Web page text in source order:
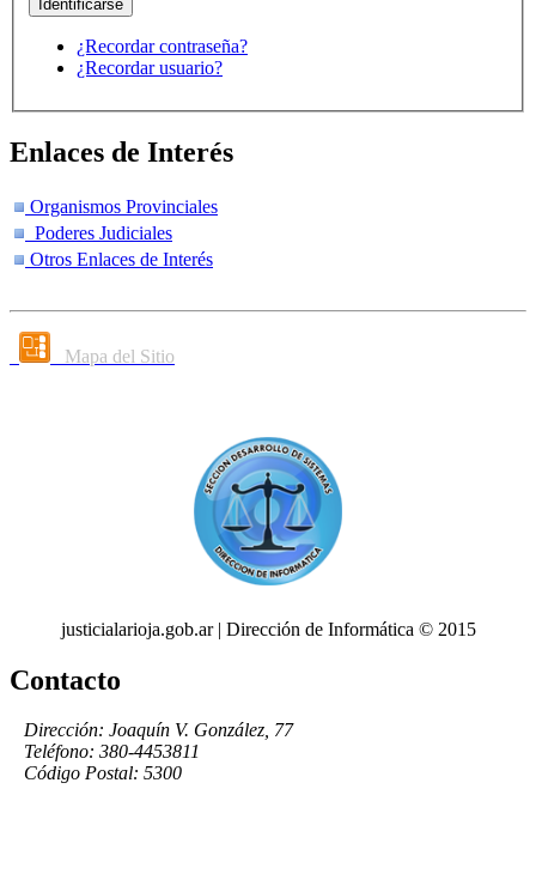
¿Recordar contraseña?
¿Recordar usuario?
Enlaces de Interés
Organismos Provinciales
Poderes Judiciales
Otros Enlaces de Interés
Mapa del Sitio
justicialarioja.gob.ar | Dirección de Informática © 2015
Contacto
Dirección: Joaquín V. González, 77
Teléfono: 380-4453811
Código Postal: 5300